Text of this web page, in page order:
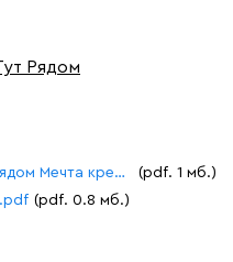
Рядом
Инструкция по сборке Тут Рядом Мечта кресло.pdf
(pdf. 1 мб.)
(pdf. 0.8 мб.)